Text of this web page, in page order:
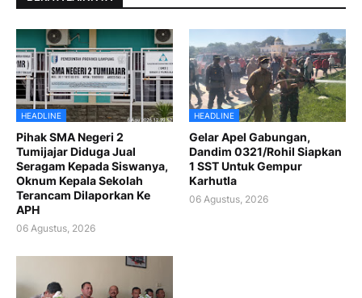
HEADLINE
Pihak SMA Negeri 2
Tumijajar Diduga Jual
Seragam Kepada Siswanya,
Oknum Kepala Sekolah
Terancam Dilaporkan Ke
APH
06 Agustus, 2026
HEADLINE
Gelar Apel Gabungan,
Dandim 0321/Rohil Siapkan
1 SST Untuk Gempur
Karhutla
06 Agustus, 2026